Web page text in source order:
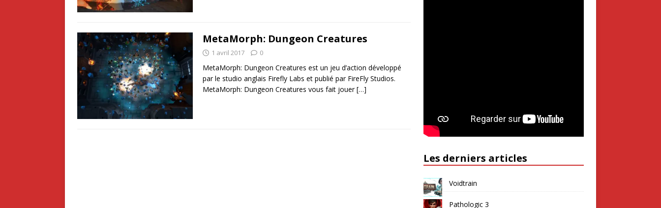
MetaMorph: Dungeon Creatures
1 avril 2017 0
MetaMorph: Dungeon Creatures est un jeu d’action développé
par le studio anglais Firefly Labs et publié par FireFly Studios.
MetaMorph: Dungeon Creatures vous fait jouer[…]
Les derniers articles
Voidtrain
Pathologic 3